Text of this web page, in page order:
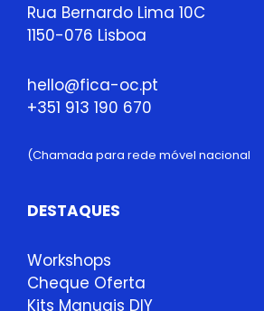
Rua Bernardo Lima 10C
1150-076 Lisboa
hello@fica-oc.pt
+351 913 190 670
(Chamada para rede móvel nacional
DESTAQUES
Workshops
Cheque Oferta
Kits Manuais DIY